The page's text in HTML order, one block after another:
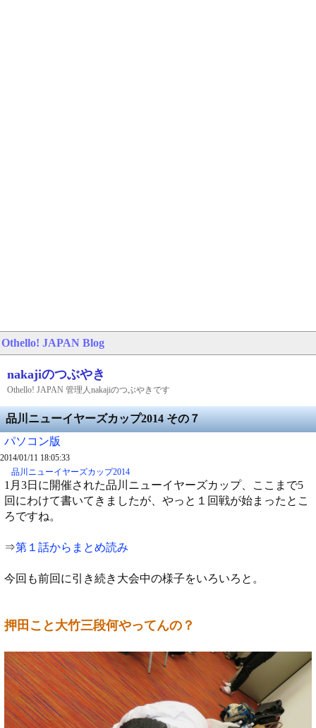
Othello! JAPAN Blog
nakajiのつぶやき
Othello! JAPAN 管理人nakajiのつぶやきです
品川ニューイヤーズカップ2014 その７
パソコン版
2014/01/11 18:05:33
品川ニューイヤーズカップ2014
1月3日に開催された品川ニューイヤーズカップ、ここまで5
回にわけて書いてきましたが、やっと１回戦が始まったとこ
ろですね。
⇒第１話からまとめ読み
今回も前回に引き続き大会中の様子をいろいろと。
押田こと大竹三段何やってんの？